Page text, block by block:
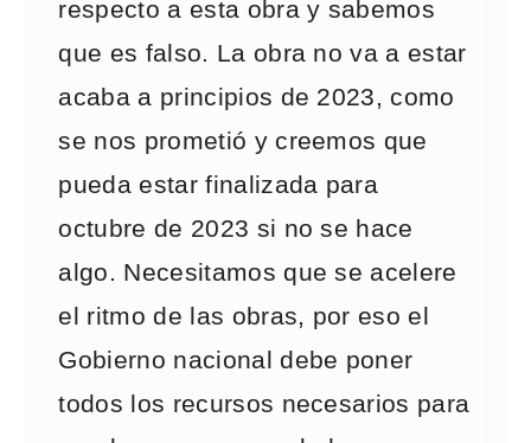
respecto a esta obra y sabemos
que es falso. La obra no va a estar
acaba a principios de 2023, como
se nos prometió y creemos que
pueda estar finalizada para
octubre de 2023 si no se hace
algo. Necesitamos que se acelere
el ritmo de las obras, por eso el
Gobierno nacional debe poner
todos los recursos necesarios para